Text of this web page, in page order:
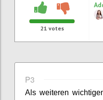
21 votes
P3
Als weiteren